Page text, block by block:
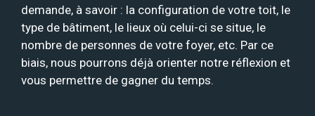
demande, à savoir : la configuration de votre toit, le
type de bâtiment, le lieux où celui-ci se situe, le
nombre de personnes de votre foyer, etc. Par ce
biais, nous pourrons déjà orienter notre réflexion et
vous permettre de gagner du temps.